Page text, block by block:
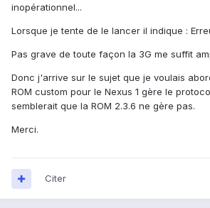
inopérationnel...
Lorsque je tente de le lancer il indique :
Pas grave de toute façon la 3G me suffit
Donc j'arrive sur le sujet que je voulais
ROM custom pour le Nexus 1 gère le
semblerait que la ROM 2.3.6 ne gère pas.
Merci.
Citer